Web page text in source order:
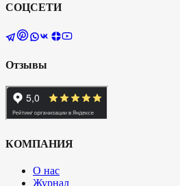
СОЦСЕТИ
Отзывы
КОМПАНИЯ
О нас
Журнал